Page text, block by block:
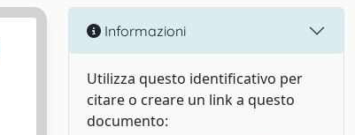
Informazioni
Utilizza questo identificativo per
citare o creare un link a questo
documento: